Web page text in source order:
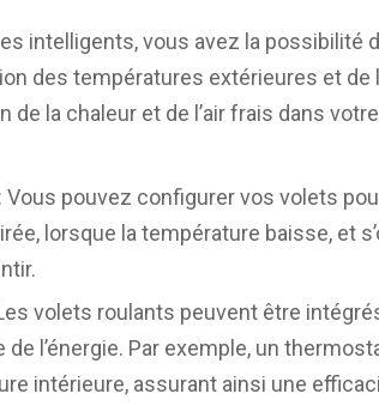
intelligents, vous avez la possibilité
des températures extérieures et de
la chaleur et de l’air frais dans
: Vous pouvez configurer vos volets
lorsque la température baisse, et
volets roulants peuvent être
l’énergie. Par exemple, un
intérieure, assurant ainsi une